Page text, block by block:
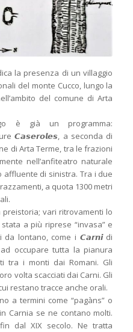
la presenza di un villaggio
del monte Cucco, lungo la
del comune di Arta
è già un programma:
𝘾𝙖𝙨𝙚𝙧𝙤𝙡𝙚𝙨, a seconda di
di Arta Terme, tra le frazioni
nell’anfiteatro naturale
affluente di sinistra. Tra i due
a quota 1300 metri
vari ritrovamenti lo
a più riprese “invasa” e
da lontano, come i 𝘾𝙖𝙧𝙣𝙞 di
occupare tutta la pianura
tra i monti dai Romani. Gli
volta scacciati dai Carni. Gli
restano tracce anche orali.
a termini come “pagàns” o
Carnia se ne contano molti.
dal XIX secolo. Ne tratta